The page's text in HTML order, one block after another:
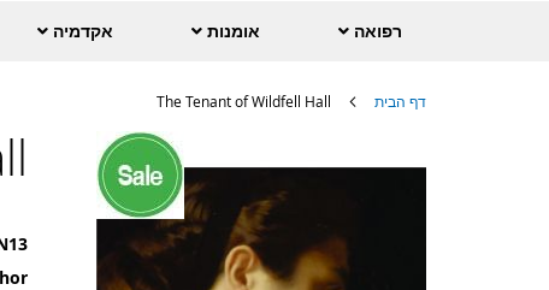
רפואה אומנות אקדמיה
דף הבית The Tenant of Wildfell Hall
לסוף